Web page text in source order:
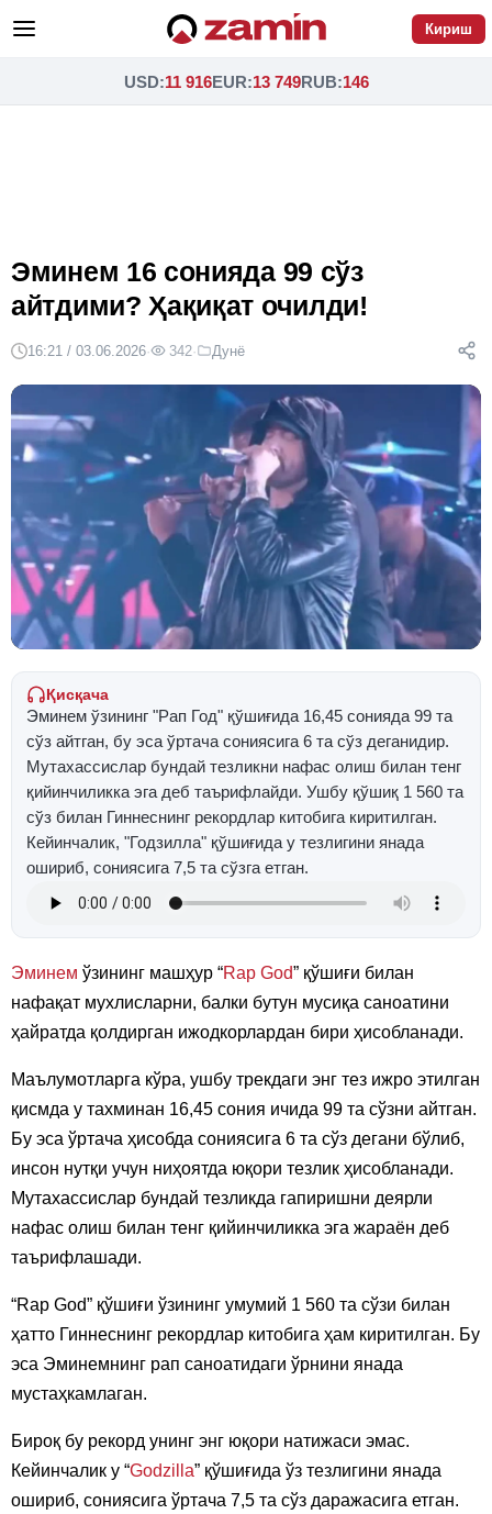
Кириш
USD:11 916EUR:13 749RUB:146
Эминем 16 сонияда 99 сўз
айтдими? Ҳақиқат очилди!
16:21 / 03.06.2026· 342· Дунё
Қисқача
Эминем ўзининг "Рап Год" қўшиғида 16,45 сонияда 99 та
сўз айтган, бу эса ўртача сониясига 6 та сўз деганидир.
Мутахассислар бундай тезликни нафас олиш билан тенг
қийинчиликка эга деб таърифлайди. Ушбу қўшиқ 1 560 та
сўз билан Гиннеснинг рекордлар китобига киритилган.
Кейинчалик, "Годзилла" қўшиғида у тезлигини янада
ошириб, сониясига 7,5 та сўзга етган.
Эминем ўзининг машҳур “Rap God” қўшиғи билан
нафақат мухлисларни, балки бутун мусиқа саноатини
ҳайратда қолдирган ижодкорлардан бири ҳисобланади.
Маълумотларга кўра, ушбу трекдаги энг тез ижро этилган
қисмда у тахминан 16,45 сония ичида 99 та сўзни айтган.
Бу эса ўртача ҳисобда сониясига 6 та сўз дегани бўлиб,
инсон нутқи учун ниҳоятда юқори тезлик ҳисобланади.
Мутахассислар бундай тезликда гапиришни деярли
нафас олиш билан тенг қийинчиликка эга жараён деб
таърифлашади.
“Rap God” қўшиғи ўзининг умумий 1 560 та сўзи билан
ҳатто Гиннеснинг рекордлар китобига ҳам киритилган. Бу
эса Эминемнинг рап саноатидаги ўрнини янада
мустаҳкамлаган.
Бироқ бу рекорд унинг энг юқори натижаси эмас.
Кейинчалик у “Godzilla” қўшиғида ўз тезлигини янада
ошириб, сониясига ўртача 7,5 та сўз даражасига етган.